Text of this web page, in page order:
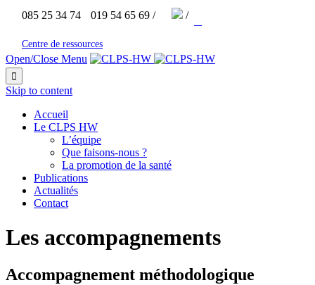
085 25 34 74 019 54 65 69 / /
Centre de ressources
Open/Close Menu

Skip to content
Accueil
Le CLPS HW
L’équipe
Que faisons-nous ?
La promotion de la santé
Publications
Actualités
Contact
Les accompagnements
Accompagnement méthodologique